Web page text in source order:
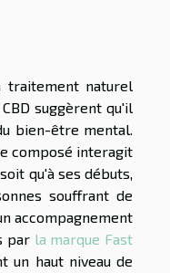
traitement naturel
suggèrent qu'il
bien-être mental.
composé interagit
qu'à ses débuts,
souffrant de
accompagnement
par la marque Fast
un haut niveau de